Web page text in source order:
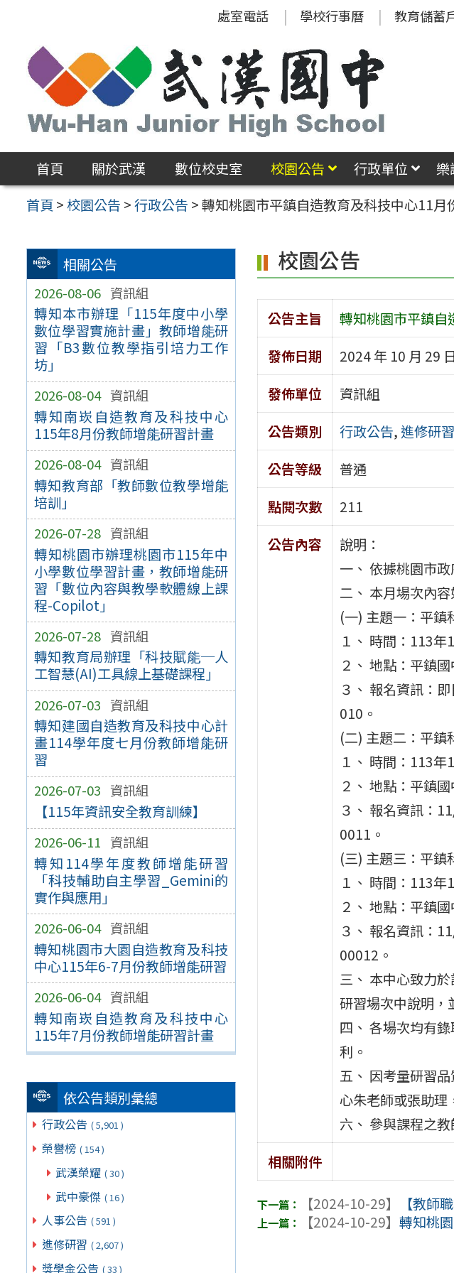
區
處室電話 學校行事曆 教育儲蓄
首頁 關於武漢 數位校史室 校園公告 行政單位 樂
首頁 >校園公告 >行政公告 >轉知桃園市平鎮自造教育及科技中心11月
相關公告
2026-08-06 資訊組
轉知本市辦理「115年度中小學
數位學習實施計畫」教師增能研
習「B3數位教學指引培力工作
坊」
2026-08-04 資訊組
轉知南崁自造教育及科技中心
115年8月份教師增能研習計畫
2026-08-04 資訊組
轉知教育部「教師數位教學增能
培訓」
2026-07-28 資訊組
轉知桃園市辦理桃園市115年中
小學數位學習計畫，教師增能研
習「數位內容與教學軟體線上課
程-Copilot」
2026-07-28 資訊組
轉知教育局辦理「科技賦能─人
工智慧(AI)工具線上基礎課程」
2026-07-03 資訊組
轉知建國自造教育及科技中心計
畫114學年度七月份教師增能研
習
2026-07-03 資訊組
【115年資訊安全教育訓練】
2026-06-11 資訊組
轉知114學年度教師增能研習
「科技輔助自主學習_Gemini的
實作與應用」
2026-06-04 資訊組
轉知桃園市大園自造教育及科技
中心115年6-7月份教師增能研習
2026-06-04 資訊組
轉知南崁自造教育及科技中心
115年7月份教師增能研習計畫
依公告類別彙總
行政公告 ( 5,901 )
榮譽榜 ( 154 )
武漢榮耀 ( 30 )
武中豪傑 ( 16 )
人事公告 ( 591 )
進修研習 ( 2,607 )
獎學金公告 ( 33 )
校園公告
公告主旨
轉知桃園市平鎮自
發佈日期
2024 年 10 月 29 日
發佈單位
資訊組
公告類別
行政公告,進修研習
公告等級
普通
點閱次數
211
公告內容
說明：
一、 依據桃園市
二、 本月場次內容
(一) 主題一：平
１、 時間：113
２、 地點：平鎮
３、 報名資訊：
010。
(二) 主題二：平鎮
１、 時間：113
２、 地點：平鎮
３、 報名資訊：
0011。
(三) 主題三：平鎮
１、 時間：113
２、 地點：平鎮
３、 報名資訊：
00012。
三、 本中心致力
研習場次中說明，
四、 各場次均有
利。
五、 因考量研習
心朱老師或張助理
六、 參與課程之
相關附件
【2024-10-29】
【教師
【2024-10-29】轉知桃